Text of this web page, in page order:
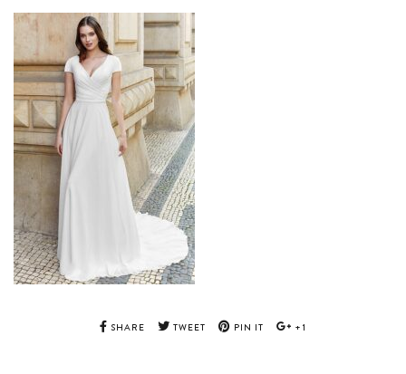
SHARE TWEET PIN IT +1